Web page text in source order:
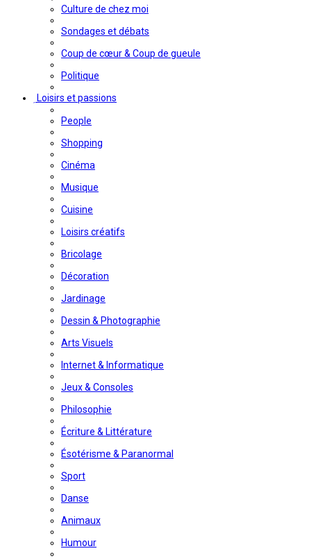
Culture de chez moi
Sondages et débats
Coup de cœur & Coup de gueule
Politique
Loisirs et passions
People
Shopping
Cinéma
Musique
Cuisine
Loisirs créatifs
Bricolage
Décoration
Jardinage
Dessin & Photographie
Arts Visuels
Internet & Informatique
Jeux & Consoles
Philosophie
Écriture & Littérature
Ésotérisme & Paranormal
Sport
Danse
Animaux
Humour